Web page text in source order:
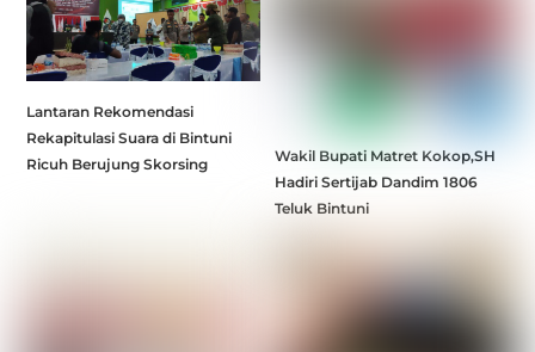
Lantaran Rekomendasi
Rekapitulasi Suara di Bintuni
Ricuh Berujung Skorsing
Wakil Bupati Matret Kokop,SH
Hadiri Sertijab Dandim 1806
Teluk Bintuni